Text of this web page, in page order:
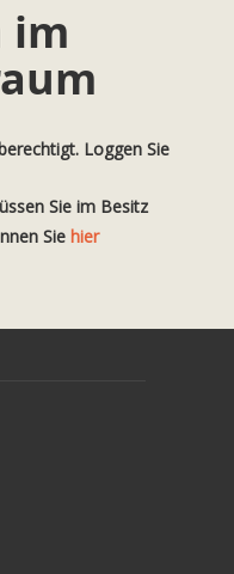
im
Loggen Sie
Sie im Besitz
Sie hier